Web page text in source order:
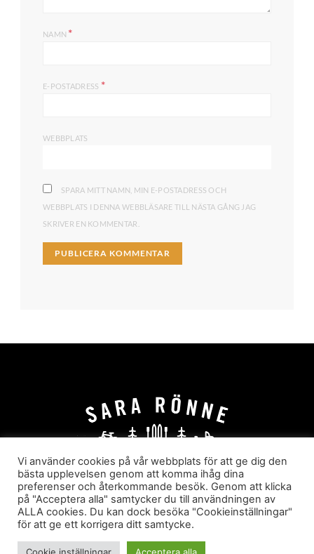
NAMN *
E-POSTADRESS *
WEBBPLATS
SPARA MITT NAMN, MIN E-POSTADRESS OCH
WEBBPLATS I DENNA WEBBLÄSARE TILL NÄSTA GÅNG JAG
SKRIVER EN KOMMENTAR.
HEM OM MIG
JOBBA MED MIG
HYR I JÄRVSÖ!
KATEGORIER
Sara Rönne. En blogg om frihet, upplevelser och
äventyr
Vi använder cookies på vår webbplats för att ge dig den
bästa upplevelsen genom att komma ihåg dina
preferenser och återkommande besök. Genom att klicka
på "Acceptera alla" samtycker du till användningen av
ALLA cookies. Du kan dock besöka "Cookieinställningar"
för att ge ett korrigera ditt samtycke.